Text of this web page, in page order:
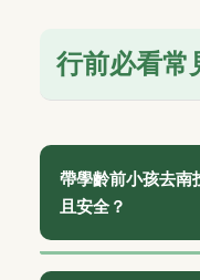
行前必看常
帶學齡前小孩去南
且安全？